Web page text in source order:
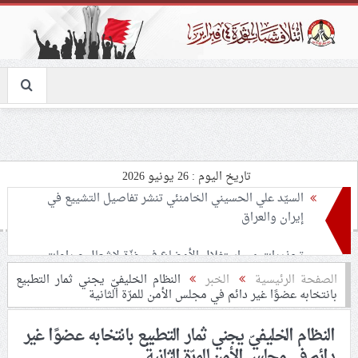
تاريخ اليوم : 26 يونيو 2026
تحذيرات من استغلال الأوضاع في غزّة لإشعال صراعات
داخليّة تخدم الاحتلال
ملفّ إنسانيّ مؤلم.. الأسيرات الفلسطينيّات بين القمع
والإهمال الطبي
55 مأتمًا وحسينيّة يعترضون على الإجراءات القمعيّة للنظام
الصفحة الرئيسية الخبر النظام الخليفيّ يجني ثمار التطبيع
بانتخابه عضوًا غير دائم في مجلس الأمن للمرّة الثانية
النظام الخليفيّ يجني ثمار التطبيع بانتخابه عضوًا غير